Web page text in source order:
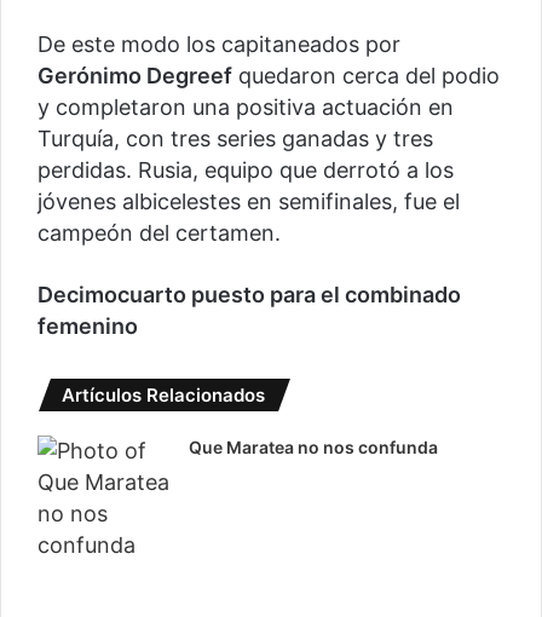
De este modo los capitaneados por
Gerónimo Degreef quedaron cerca del podio
y completaron una positiva actuación en
Turquía, con tres series ganadas y tres
perdidas. Rusia, equipo que derrotó a los
jóvenes albicelestes en semifinales, fue el
campeón del certamen.
Decimocuarto puesto para el combinado
femenino
Artículos Relacionados
Que Maratea no nos confunda